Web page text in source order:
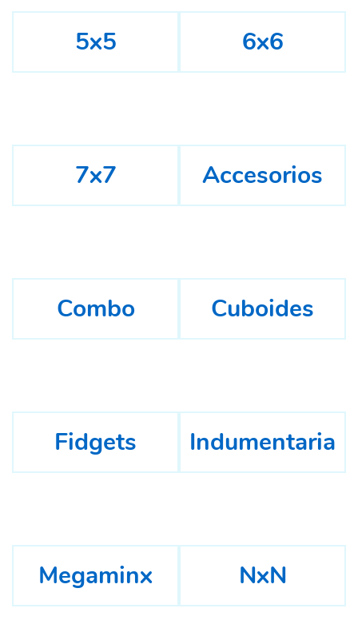
5x5 6x6
7x7 Accesorios
Combo Cuboides
Fidgets Indumentaria
Megaminx NxN